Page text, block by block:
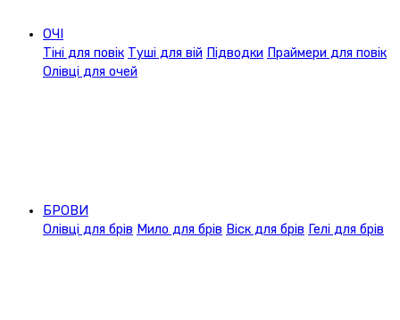
ОЧІ
Тіні для повік Туші для вій Підводки Праймери для повік
Олівці для очей
БРОВИ
Олівці для брів Мило для брів Віск для брів Гелі для брів